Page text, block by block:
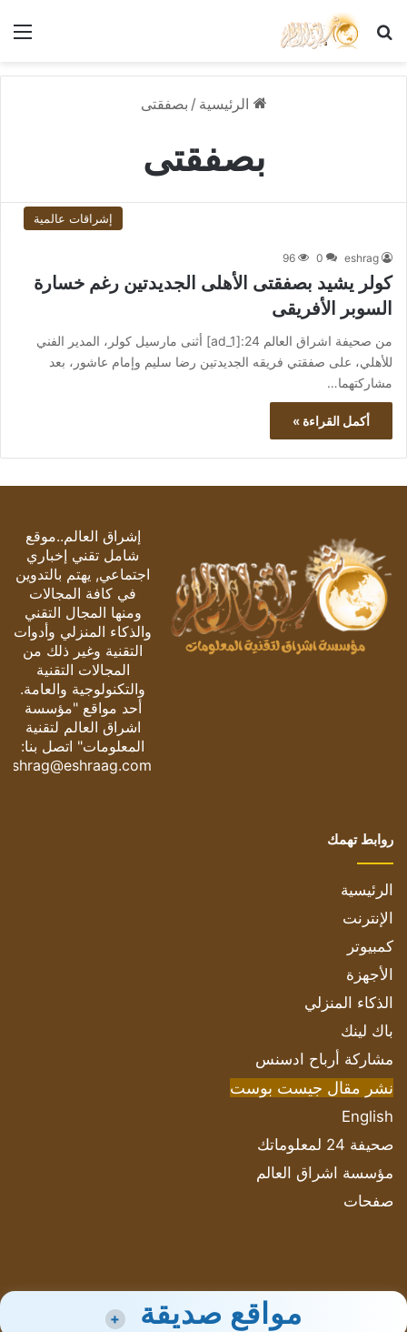
بحث عن
الرئيسية / بصفقتى
بصفقتى
إشراقات عالمية
eshrag
0
96
كولر يشيد بصفقتى الأهلى الجديدتين رغم خسارة
السوبر الأفريقى
من صحيفة اشراق العالم 24:[ad_1] أثنى مارسيل كولر، المدير الفني
للأهلي، على صفقتي فريقه الجديدتين رضا سليم وإمام عاشور، بعد
مشاركتهما…
أكمل القراءة »
إشراق العالم..موقع
شامل تقني إخباري
اجتماعي, يهتم بالتدوين
في كافة المجالات
ومنها المجال التقني
والذكاء المنزلي وأدوات
التقنية وغير ذلك من
المجالات التقنية
والتكنولوجية والعامة.
أحد مواقع "مؤسسة
اشراق العالم لتقنية
المعلومات" اتصل بنا:
eshrag@eshraag.com
روابط تهمك
الرئيسية
الإنترنت
كمبيوتر
الأجهزة
الذكاء المنزلي
باك لينك
مشاركة أرباح ادسنس
نشر مقال جيست بوست
English
صحيفة 24 لمعلوماتك
مؤسسة اشراق العالم
صفحات
مواقع صديقة +